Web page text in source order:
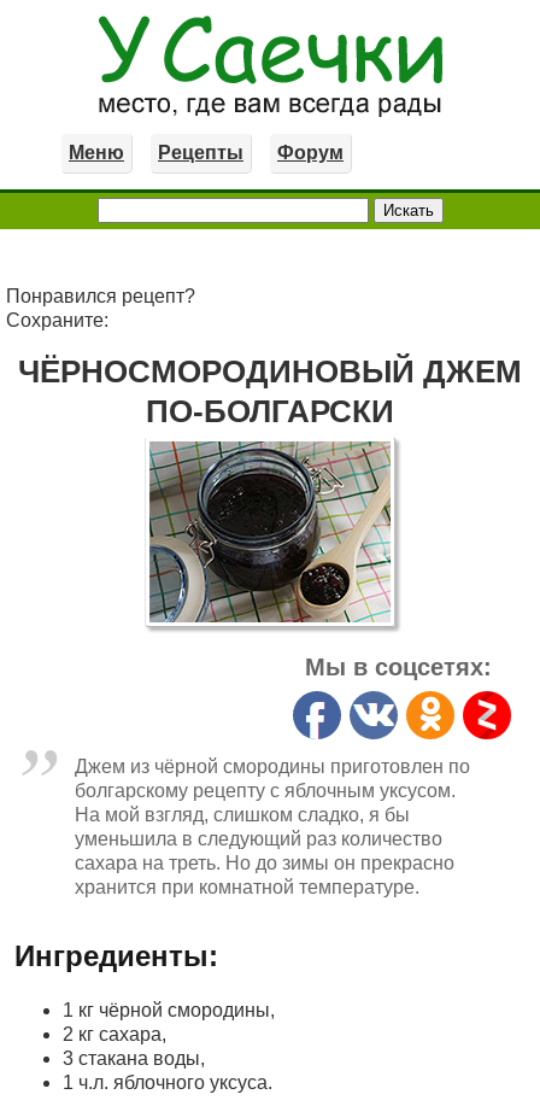
Меню Рецепты Форум
Понравился рецепт?
Сохраните:
ЧЁРНОСМОРОДИНОВЫЙ ДЖЕМ
ПО-БОЛГАРСКИ
Мы в соцсетях:
Джем из чёрной смородины приготовлен по
болгарскому рецепту с яблочным уксусом.
На мой взгляд, слишком сладко, я бы
уменьшила в следующий раз количество
сахара на треть. Но до зимы он прекрасно
хранится при комнатной температуре.
Ингредиенты:
1 кг чёрной смородины,
2 кг сахара,
3 стакана воды,
1 ч.л. яблочного уксуса.